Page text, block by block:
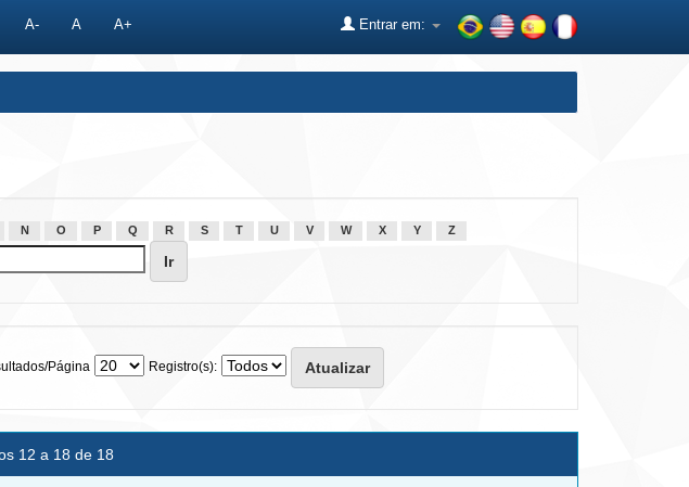
A- A A+ Entrar em:
N O P Q R S T U V W X Y Z
Página Registro(s):
12 a 18 de 18